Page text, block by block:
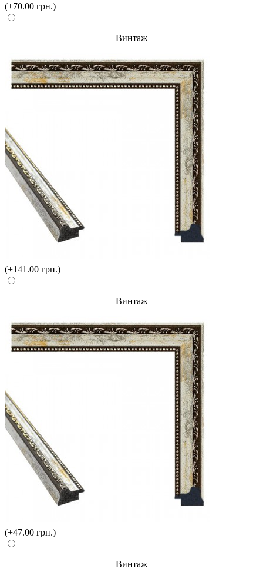
(+70.00 грн.)
Винтаж
(+141.00 грн.)
Винтаж
(+47.00 грн.)
Винтаж